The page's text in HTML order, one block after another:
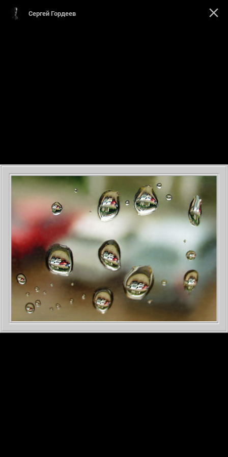
Сергей Гордеев